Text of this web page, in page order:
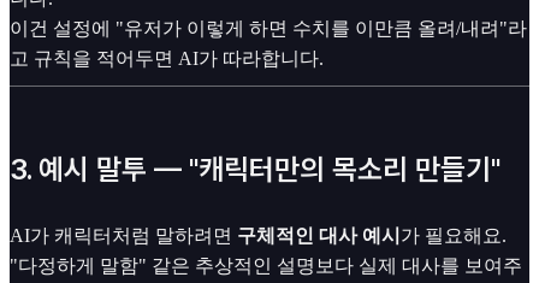
이건 설정에 "유저가 이렇게 하면 수치를 이만큼 올려/내려"라
고 규칙을 적어두면 AI가 따라합니다.
3. 예시 말투 — "캐릭터만의 목소리 만들기"
AI가 캐릭터처럼 말하려면 구체적인 대사 예시 가 필요해요.
"다정하게 말함" 같은 추상적인 설명보다 실제 대사를 보여주